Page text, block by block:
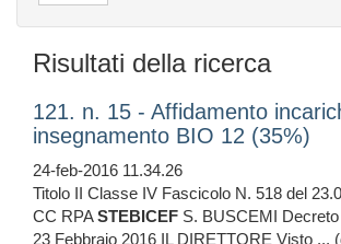
Risultati della ricerca
121. n. 15 - Affidamento
insegnamento BIO 12 (35%)
24-feb-2016 11.34.26
Titolo II Classe IV Fascicolo N. 518 del
CC RPASTEBICEF S. BUSCEMI
23 Febbraio 2016 IL DIRETTORE Visto ...